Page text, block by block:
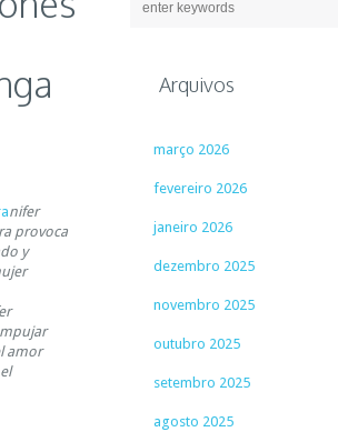
nifer
provoca
y
amor
Arquivos
março 2026
fevereiro 2026
janeiro 2026
dezembro 2025
novembro 2025
outubro 2025
setembro 2025
agosto 2025